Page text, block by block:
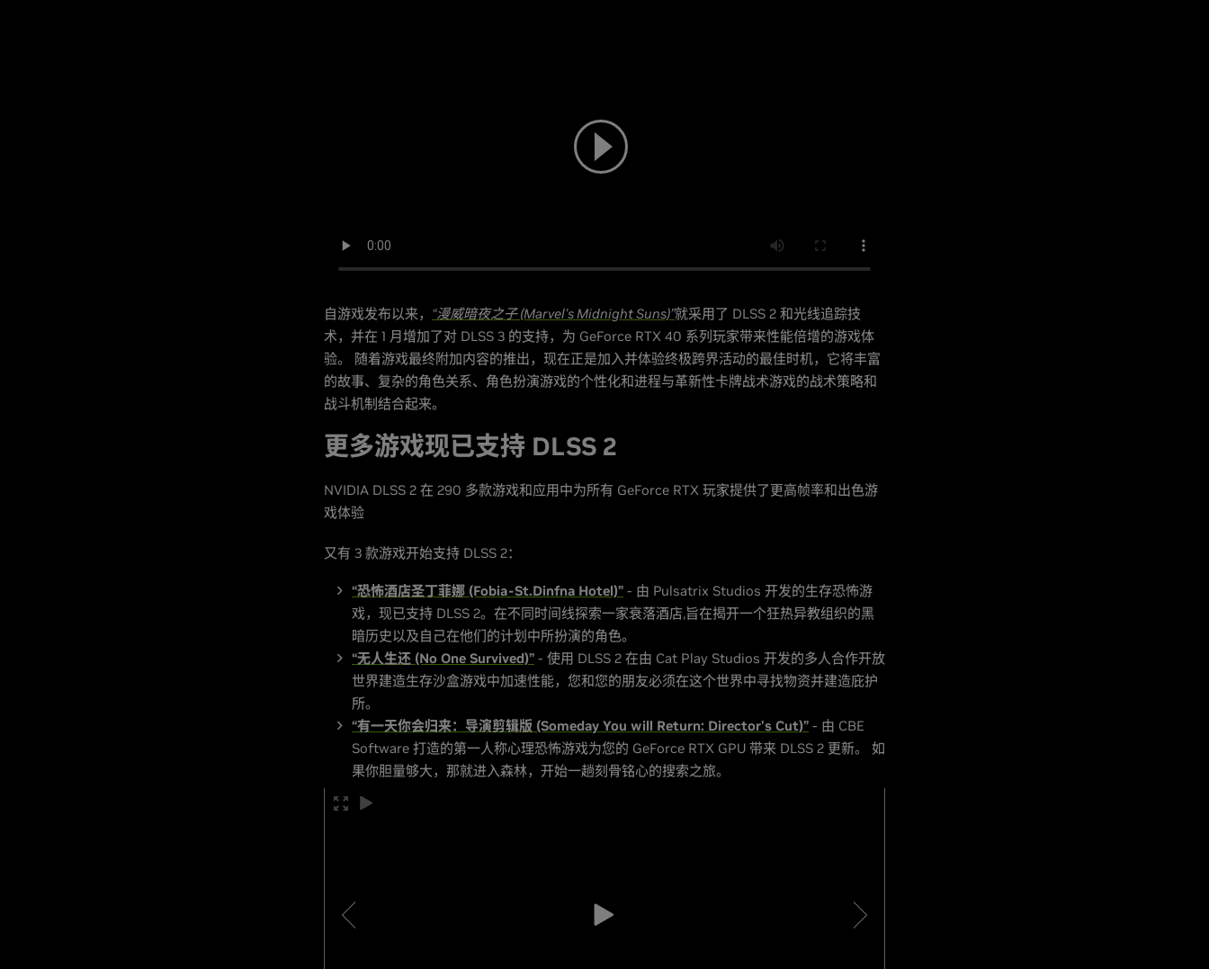
自游戏发布以来， “漫威暗夜之子 (Marvel's Midnight Suns)”就采用了 DLSS 2 和光线追踪技
术，并在 1 月增加了对 DLSS 3 的支持，为 GeForce RTX 40 系列玩家带来性能倍增的游戏体
验。 随着游戏最终附加内容的推出，现在正是加入并体验终极跨界活动的最佳时机，它将丰富
的故事、复杂的角色关系、角色扮演游戏的个性化和进程与革新性卡牌战术游戏的战术策略和
战斗机制结合起来。
更多游戏现已支持 DLSS 2
NVIDIA DLSS 2 在 290 多款游戏和应用中为所有 GeForce RTX 玩家提供了更高帧率和出色游
戏体验
又有 3 款游戏开始支持 DLSS 2：
“恐怖酒店圣丁菲娜 (Fobia-St.Dinfna Hotel)” - 由 Pulsatrix Studios 开发的生存恐怖游
戏，现已支持 DLSS 2。在不同时间线探索一家衰落酒店,旨在揭开一个狂热异教组织的黑
暗历史以及自己在他们的计划中所扮演的角色。
“无人生还 (No One Survived)” - 使用 DLSS 2 在由 Cat Play Studios 开发的多人合作开放
世界建造生存沙盒游戏中加速性能，您和您的朋友必须在这个世界中寻找物资并建造庇护
所。
“有一天你会归来：导演剪辑版 (Someday You will Return: Director's Cut)” - 由 CBE
Software 打造的第一人称心理恐怖游戏为您的 GeForce RTX GPU 带来 DLSS 2 更新。 如
果你胆量够大，那就进入森林，开始一趟刻骨铭心的搜索之旅。